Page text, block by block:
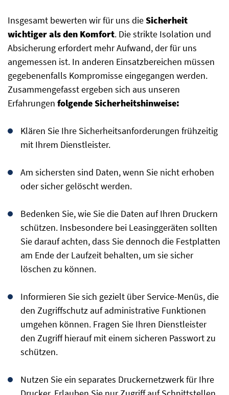
Insgesamt bewerten wir für uns dieSicherheit
wichtiger als den Komfort. Die strikte Isolation und
Absicherung erfordert mehr Aufwand, der für uns
angemessen ist. In anderen Einsatzbereichen müssen
gegebenenfalls Kompromisse eingegangen werden.
Zusammengefasst ergeben sich aus unseren
Erfahrungen folgende Sicherheitshinweise:
Klären Sie Ihre Sicherheitsanforderungen frühzeitig
mit Ihrem Dienstleister.
Am sichersten sind Daten, wenn Sie nicht erhoben
oder sicher gelöscht werden.
Bedenken Sie, wie Sie die Daten auf Ihren Druckern
schützen. Insbesondere bei Leasinggeräten sollten
Sie darauf achten, dass Sie dennoch die Festplatten
am Ende der Laufzeit behalten, um sie sicher
löschen zu können.
Informieren Sie sich gezielt über Service-Menüs, die
den Zugriffschutz auf administrative Funktionen
umgehen können. Fragen Sie Ihren Dienstleister
den Zugriff hierauf mit einem sicheren Passwort zu
schützen.
Nutzen Sie ein separates Druckernetzwerk für Ihre